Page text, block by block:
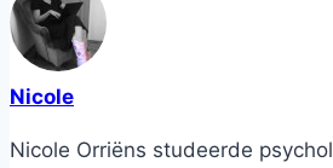
Nicole
Nicole Orriëns studeerde